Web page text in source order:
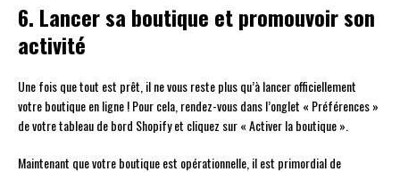
6. Lancer sa boutique et promouvoir son
activité
Une fois que tout est prêt, il ne vous reste plus qu’à lancer officiellement
votre boutique en ligne ! Pour cela, rendez-vous dans l’onglet « Préférences »
de votre tableau de bord Shopify et cliquez sur « Activer la boutique ».
Maintenant que votre boutique est opérationnelle, il est primordial de